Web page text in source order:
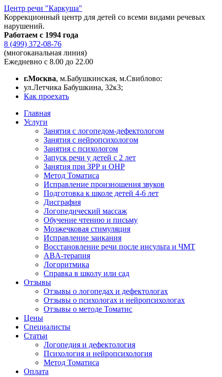
Центр речи "Каркуша"
Коррекционный центр для детей со всеми видами речевых
нарушений.
Работаем с 1994 года
8 (499) 372-08-76
(многоканальная линия)
Ежедневно с 8.00 до 22.00
г.Москва, м.Бабушкинская, м.Свиблово:
ул.Летчика Бабушкина, 32к3;
Как проехать
Главная
Услуги
Занятия с логопедом-дефектологом
Занятия с нейропсихологом
Занятия с психологом
Запуск речи у детей с 2 лет
Занятия при ЗРР и ОНР
Метод Томатиса
Исправление произношения звуков
Подготовка к школе детей 4-6 лет
Дисграфия
Логопедический массаж
Обучение чтению и письму
Мозжечковая стимуляция
Исправление заикания
Восстановление речи после инсульта и ЧМТ
ABA-терапия
Логоритмика
Справка в школу или сад
Отзывы
Отзывы о логопедах и дефектологах
Отзывы о психологах и нейропсихологах
Отзывы о методе Томатис
Цены
Специалисты
Статьи
Логопедия и дефектология
Психология и нейропсихология
Метод Томатиса
Оплата